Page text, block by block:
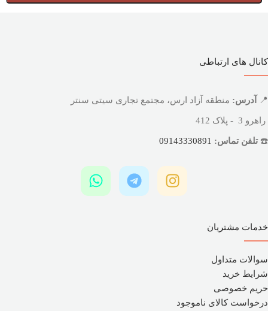
کانال های ارتباطی
📍 آدرس: منطقه آزاد ارس، مجتمع تجاری سیتی سنتر
راهرو 3 - پلاک 412
☎️تلفن تماس: 09143330891
خدمات مشتریان
سوالات متداول
شرایط خرید
حریم خصوصی
درخواست کالای ناموجود